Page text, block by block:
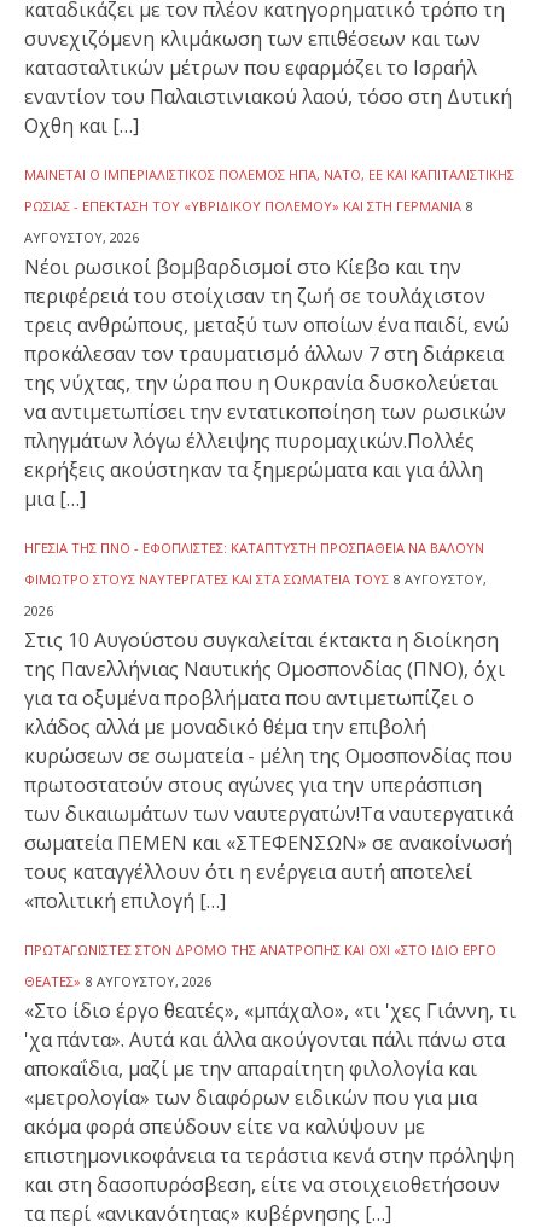
καταδικάζει με τον πλέον κατηγορηματικό τρόπο τη
συνεχιζόμενη κλιμάκωση των επιθέσεων και των
κατασταλτικών μέτρων που εφαρμόζει το Ισραήλ
εναντίον του Παλαιστινιακού λαού, τόσο στη Δυτική
Οχθη και […]
ΜΑΊΝΕΤΑΙ Ο ΙΜΠΕΡΙΑΛΙΣΤΙΚΌΣ ΠΌΛΕΜΟΣ ΗΠΑ, ΝΑΤΟ, ΕΕ ΚΑΙ ΚΑΠΙΤΑΛΙΣΤΙΚΉΣ
ΡΩΣΊΑΣ - ΕΠΈΚΤΑΣΗ ΤΟΥ «ΥΒΡΙΔΙΚΟΎ ΠΟΛΈΜΟΥ» ΚΑΙ ΣΤΗ ΓΕΡΜΑΝΊΑ 8
ΑΥΓΟΎΣΤΟΥ, 2026
Νέοι ρωσικοί βομβαρδισμοί στο Κίεβο και την
περιφέρειά του στοίχισαν τη ζωή σε τουλάχιστον
τρεις ανθρώπους, μεταξύ των οποίων ένα παιδί, ενώ
προκάλεσαν τον τραυματισμό άλλων 7 στη διάρκεια
της νύχτας, την ώρα που η Ουκρανία δυσκολεύεται
να αντιμετωπίσει την εντατικοποίηση των ρωσικών
πληγμάτων λόγω έλλειψης πυρομαχικών.Πολλές
εκρήξεις ακούστηκαν τα ξημερώματα και για άλλη
μια […]
ΗΓΕΣΊΑ ΤΗΣ ΠΝΟ - ΕΦΟΠΛΙΣΤΈΣ: ΚΑΤΆΠΤΥΣΤΗ ΠΡΟΣΠΆΘΕΙΑ ΝΑ ΒΆΛΟΥΝ
ΦΊΜΩΤΡΟ ΣΤΟΥΣ ΝΑΥΤΕΡΓΆΤΕΣ ΚΑΙ ΣΤΑ ΣΩΜΑΤΕΊΑ ΤΟΥΣ 8 ΑΥΓΟΎΣΤΟΥ,
2026
Στις 10 Αυγούστου συγκαλείται έκτακτα η διοίκηση
της Πανελλήνιας Ναυτικής Ομοσπονδίας (ΠΝΟ), όχι
για τα οξυμένα προβλήματα που αντιμετωπίζει ο
κλάδος αλλά με μοναδικό θέμα την επιβολή
κυρώσεων σε σωματεία - μέλη της Ομοσπονδίας που
πρωτοστατούν στους αγώνες για την υπεράσπιση
των δικαιωμάτων των ναυτεργατών!Τα ναυτεργατικά
σωματεία ΠΕΜΕΝ και «ΣΤΕΦΕΝΣΩΝ» σε ανακοίνωσή
τους καταγγέλλουν ότι η ενέργεια αυτή αποτελεί
«πολιτική επιλογή […]
ΠΡΩΤΑΓΩΝΙΣΤΈΣ ΣΤΟΝ ΔΡΌΜΟ ΤΗΣ ΑΝΑΤΡΟΠΉΣ ΚΑΙ ΌΧΙ «ΣΤΟ ΊΔΙΟ ΈΡΓΟ
ΘΕΑΤΈΣ» 8 ΑΥΓΟΎΣΤΟΥ, 2026
«Στο ίδιο έργο θεατές», «μπάχαλο», «τι 'χες Γιάννη, τι
'χα πάντα». Αυτά και άλλα ακούγονται πάλι πάνω στα
αποκαΐδια, μαζί με την απαραίτητη φιλολογία και
«μετρολογία» των διαφόρων ειδικών που για μια
ακόμα φορά σπεύδουν είτε να καλύψουν με
επιστημονικοφάνεια τα τεράστια κενά στην πρόληψη
και στη δασοπυρόσβεση, είτε να στοιχειοθετήσουν
τα περί «ανικανότητας» κυβέρνησης […]